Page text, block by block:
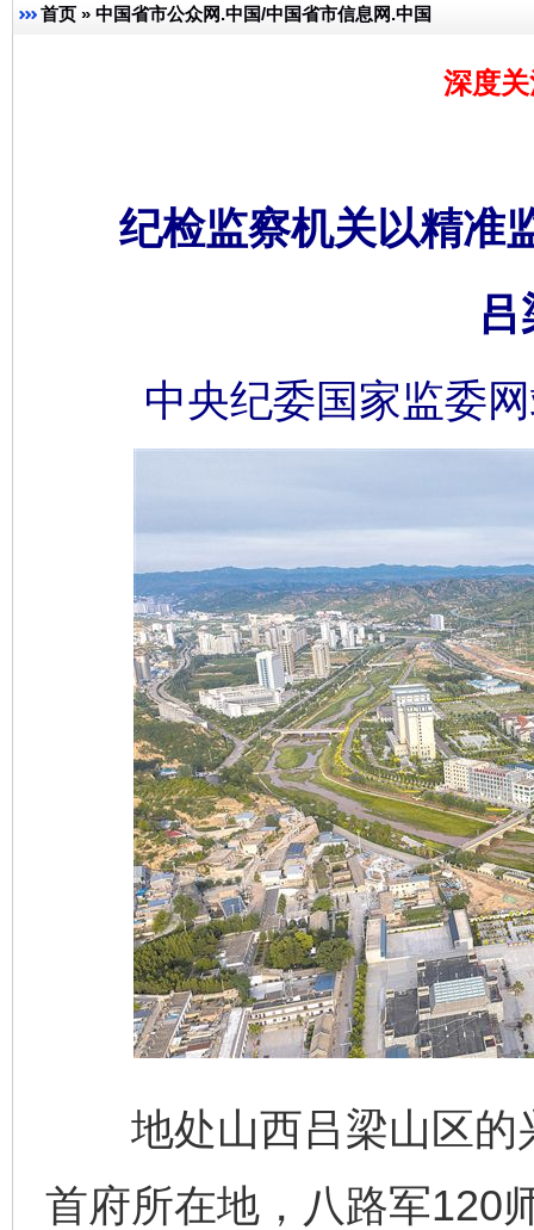
首页 » 中国省市公众网.中国/中国省市信息网.中国
深度
纪检监察机关以精准
中央纪委国家监委
地处山西吕梁山区的
首府所在地，八路军120